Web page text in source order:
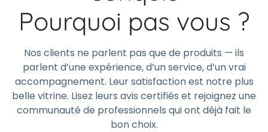
Pourquoi pas vous ?
Nos clients ne parlent pas que de produits — ils
parlent d’une expérience, d’un service, d’un vrai
accompagnement. Leur satisfaction est notre plus
belle vitrine. Lisez leurs avis certifiés et rejoignez une
communauté de professionnels qui ont déjà fait le
bon choix.